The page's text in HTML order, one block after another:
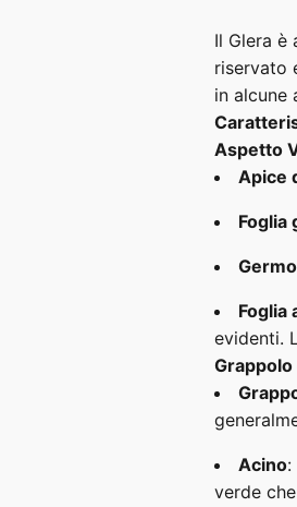
Il Glera è
riservato
in alcune
Aspetto
Apice
Foglia
Foglia
evidenti.
Acino:
verde